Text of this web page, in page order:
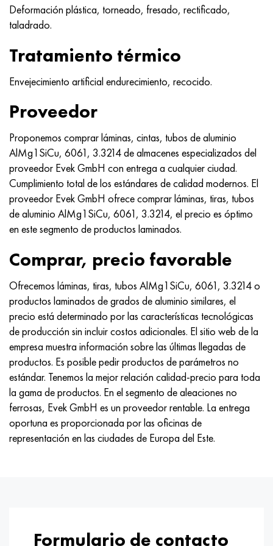
Deformación plástica, torneado, fresado, rectificado,
taladrado.
Tratamiento térmico
Envejecimiento artificial endurecimiento, recocido.
Proveedor
Proponemos comprar láminas, cintas, tubos de aluminio
AlMg1SiCu, 6061, 3.3214 de almacenes especializados del
proveedor Evek GmbH con entrega a cualquier ciudad.
Cumplimiento total de los estándares de calidad modernos. El
proveedor Evek GmbH ofrece comprar láminas, tiras, tubos
de aluminio AlMg1SiCu, 6061, 3.3214, el precio es óptimo
en este segmento de productos laminados.
Comprar, precio favorable
Ofrecemos láminas, tiras, tubos AlMg1SiCu, 6061, 3.3214 o
productos laminados de grados de aluminio similares, el
precio está determinado por las características tecnológicas
de producción sin incluir costos adicionales. El sitio web de la
empresa muestra información sobre las últimas llegadas de
productos. Es posible pedir productos de parámetros no
estándar. Tenemos la mejor relación calidad-precio para toda
la gama de productos. En el segmento de aleaciones no
ferrosas, Evek GmbH es un proveedor rentable. La entrega
oportuna es proporcionada por las oficinas de
representación en las ciudades de Europa del Este.
Formulario de contacto
MP159
Nicrofer 5923 hMo
Nitronik 50
Nitrónico 60
Nitronik 75
Nimónico 90
Nimónico 263
Haynes 25
Haynes 188
Haynes 230
Hastelloy b2
56DGNH
79NM, Lupa 7904
80NHS
81HMA
Tipos de aleaciones de precisión
tubo de precisión
HN73MBTYu
HN75MBTYu
XN77TYUR
ХН78Т
HN80TBY
H70MFV
5B
A LAS 6
SP-17
40 titanio
1.4567 - AISI 304Cu
1.4574 - Aleación PH 15-7 Mo®
Aleación 28 - 1.4563
Aleación 31 - 1.4562
Aleación 254smo® - 1.4547
AM-350 - ams 5548
AM-355 - ams 5547
Custom 450® - uns S45000
Ascoloy griego 418
Tubería resistente a la corrosión
15X16H2AM
18X12VMBFR
21NKMT
37X12N8G8MFB
40X10X2M
45Х14Н14В2М
50X14MF
65X13
90X18MF
95X18
30X, AISI 5130, 30h
30hgsa, 30hgsa
30хн3а, 31nicr14
34khn3ma, 36NiCrMo16, 35NiCrMo16
35hgs, 35hgs
ac35g2, 36smnpb14, 1.0765
38x2n2ma, 34CrNiMo6, 40NiCrMo7
40hn2ma, 34CrNiMo4, 36hnm
38hs, 37hs
38XA, 37Cr4, AISI 5135
38HN3MFA, 35nicrmov12-5